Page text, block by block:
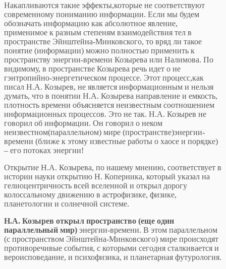
Накапливаются такие эффекты,которые не соответствуют
современному пониманию информации. Если мы будем
обозначать информацию как абсолютное явление,
применимое к разным степеням взаимодействия тел в
пространстве Эйнштейна-Минковского, то вряд ли такое
понятие (информации) можно полностью применить к
пространству энергии-времени Козырева или Налимова. По
видимому, в пространстве Козырева речь идет о не
гэнтропийно-энергетическом процессе. Этот процесс,как
писал Н.А. Козырев, не является информационным и нельзя
думать, что в понятии Н.А. Козырева направление и емкость,
плотность времени объясняется неизвестным соотношением
информационных процессов. Это не так. Н.А. Козырев не
говорил об информации. Он говорил о неком
неизвестном(параллельном) мире (пространстве)энергии-
времени (ближе к этому известные работы о хаосе и порядке)
– его потоках энергии!
Открытие Н.А. Козырева, по нашему мнению, соответствует в
истории науки открытию Н. Коперника, который указал на
гелиоцентричность всей вселенной и открыл дорогу
колоссальному движению в астрофизике, физике,
планетологии и солнечной системе.
Н.А. Козырев открыл пространство (еще один
параллельный мир) энергии-времени. В этом параллельном
(с пространством Эйнштейна-Минковского) мире происходят
противоречивые события, с которыми сегодня сталкивается и
вероисповедание, и психофизика, и планетарная футурология.